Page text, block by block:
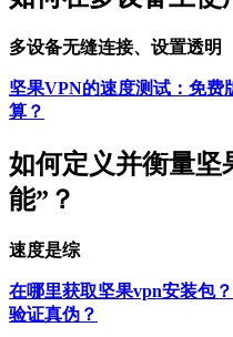
多设备无缝连接、设置透明
坚果VPN的速度测试：免费
算？
如何定义并衡量坚
能”？
速度是综
在哪里获取坚果vpn安装包
验证真伪？